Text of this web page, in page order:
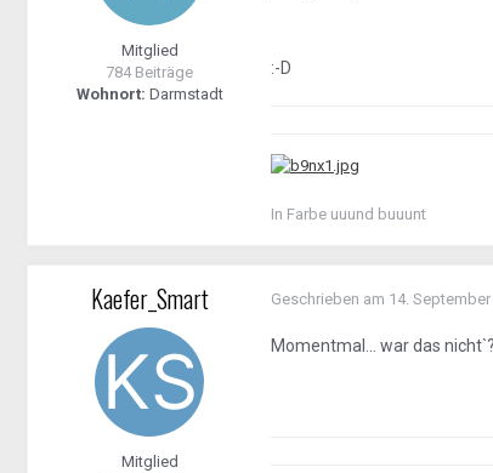
Mitglied
784 Beiträge
Wohnort: Darmstadt
:-D
In Farbe uuund buuunt
Kaefer_Smart
Mitglied
Geschrieben am 14.
Momentmal... war das